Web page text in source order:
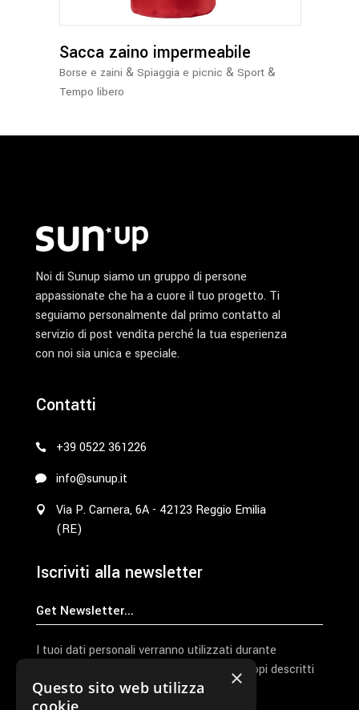
Le
opzioni
possono
essere
Sacca zaino impermeabile
Borse e zaini & Spiaggia e picnic & Sport &
Tempo libero
Noi di Sunup siamo un gruppo di persone
appassionate che ha a cuore il tuo progetto. Ti
seguiamo personalmente dal primo contatto al
servizio di post vendita perché la tua esperienza
con noi sia unica e speciale.
Contatti
+39 0522 361226
info@sunup.it
Via P. Carnera, 6A - 42123 Reggio Emilia
(RE)
Iscriviti alla newsletter
I tuoi dati personali verranno utilizzati durante
l'elaborazione della richiesta e per altri scopi descritti
nella nostraprivacy policy
×
Questo sito web utilizza
cookie